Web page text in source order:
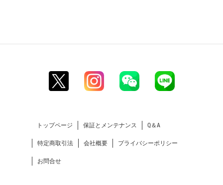
トップページ 保証とメンテナンス Q＆A
特定商取引法 会社概要 プライバシーポリシー
お問合せ